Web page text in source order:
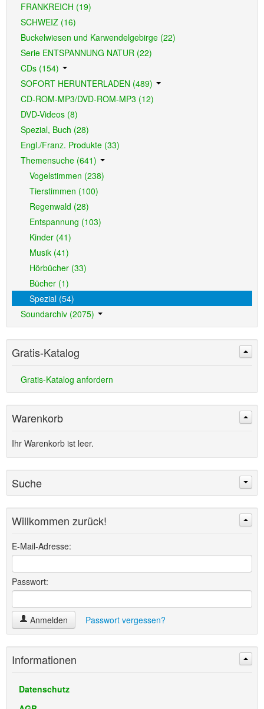
FRANKREICH (19)
SCHWEIZ (16)
Buckelwiesen und Karwendelgebirge (22)
Serie ENTSPANNUNG NATUR (22)
CDs (154)
SOFORT HERUNTERLADEN (489)
CD-ROM-MP3/DVD-ROM-MP3 (12)
DVD-Videos (8)
Spezial, Buch (28)
Engl./Franz. Produkte (33)
Themensuche (641)
Vogelstimmen (238)
Tierstimmen (100)
Regenwald (28)
Entspannung (103)
Kinder (41)
Musik (41)
Hörbücher (33)
Bücher (1)
Spezial (54)
Soundarchiv (2075)
Gratis-Katalog
Gratis-Katalog anfordern
Warenkorb
Ihr Warenkorb ist leer.
Suche
Willkommen zurück!
E-Mail-Adresse:
Passwort:
Anmelden Passwort vergessen?
Informationen
Datenschutz